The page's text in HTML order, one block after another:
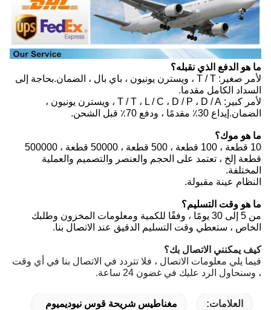
ما هو الدفع الذي نقبله؟
لأمر صغير: T / T ، ويسترن يونيون ، باي بال ، الضمان.بحاجة إلى
السداد الكامل مقدما.
لأمر كبير: T / T ، L / C ، D / P ، D / A ، ويسترن يونيون ،
الضمان.إيداع 30٪ مقدمًا ، ودفع 70٪ قبل الشحن.
ما هو موك؟
10 قطعة ، 100 قطعة ، 500 قطعة ، 50000 قطعة ، 500000
قطعة إلخ ، تعتمد على الحجم والعنصر والتصميم والعملية
المختلفة.
النظام عينة مقبولة.
ما هو وقت التسليم؟
من 5 إلى 30 يومًا ، وفقًا للكمية ومعلومات المخزون وطلبك
الخاص ، ستعطي وقت التسليم الدقيق عند الاتصال بنا.
كيف يمكنني الاتصال بك؟
فيما يلي معلومات الاتصال ، فلا تتردد في الاتصال بنا في أي وقت
، وسنحاول الرد عليك في غضون 24 ساعة.
العلامات: مغناطيس شريحة قوس نيوديميوم